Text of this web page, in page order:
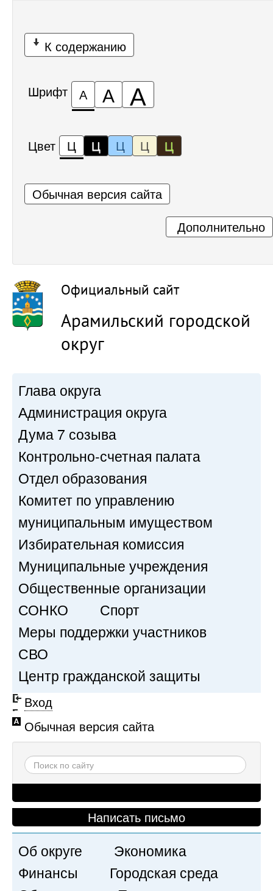
К содержанию
Шрифт А А А
Цвет Ц Ц Ц Ц Ц
Обычная версия сайта
Дополнительно
Официальный сайт
Арамильский городской
округ
Глава округа
Администрация округа
Дума 7 созыва
Контрольно-счетная палата
Отдел образования
Комитет по управлению
муниципальным имуществом
Избирательная комиссия
Муниципальные учреждения
Общественные организации
СОНКО
Спорт
Меры поддержки участников
СВО
Центр гражданской защиты
Вход
Обычная версия сайта
Написать письмо
Об округе
Экономика
Финансы
Городская среда